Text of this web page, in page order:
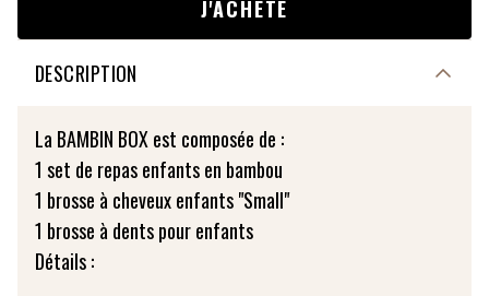
J'ACHÈTE
DESCRIPTION
La BAMBIN BOX est composée de :
1 set de repas enfants en bambou
1 brosse à cheveux enfants "Small"
1 brosse à dents pour enfants
Détails :